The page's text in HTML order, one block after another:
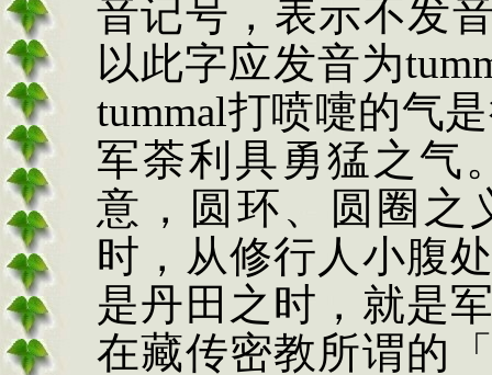
音记号，表示不发
以此字应发音为
tummal打喷嚏的气
军荼利具勇猛之气
意，圆环、圆圈之
时，从修行人小腹
是丹田之时，就是
在藏传密教所谓的